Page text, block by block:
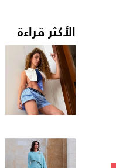
الأكثر قراءة